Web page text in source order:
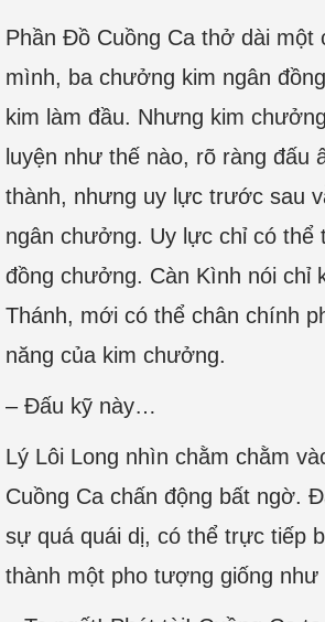
Phần Đồ Cuồng Ca thở dài một
mình, ba chưởng kim ngân
kim làm đầu. Nhưng kim
luyện như thế nào, rõ ràng đấu
thành, nhưng uy lực trước sau
ngân chưởng. Uy lực chỉ có
đồng chưởng. Càn Kình nói chỉ
Thánh, mới có thể chân chính
năng của kim chưởng.
– Đấu kỹ này…
Lý Lôi Long nhìn chằm chằm
Cuồng Ca chấn động bất ngờ.
sự quá quái dị, có thể trực tiếp
thành một pho tượng giống như